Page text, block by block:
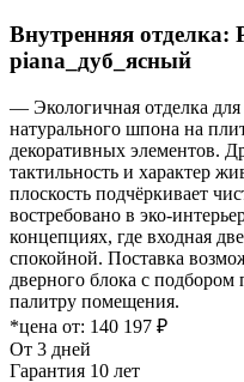
Внутренняя
piana_дуб_ясный
— Экологичная отделка для
натурального шпона на
декоративных элементов.
тактильность и характер
плоскость подчёркивает
востребовано в эко-
концепциях, где входная
спокойной. Поставка
дверного блока с
палитру помещения.
*цена от: 140 197 ₽
От 3 дней
Гарантия 10 лет